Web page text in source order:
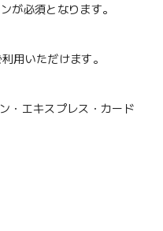
が必須となります。
用いただけます。
エキスプレス・カード